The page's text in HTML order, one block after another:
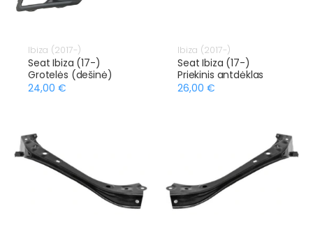
Ibiza (2017-)
Seat Ibiza (17-)
Grotelės (dešinė)
24,00 €
Ibiza (2017-)
Seat Ibiza (17-)
Priekinis antdėklas
26,00 €